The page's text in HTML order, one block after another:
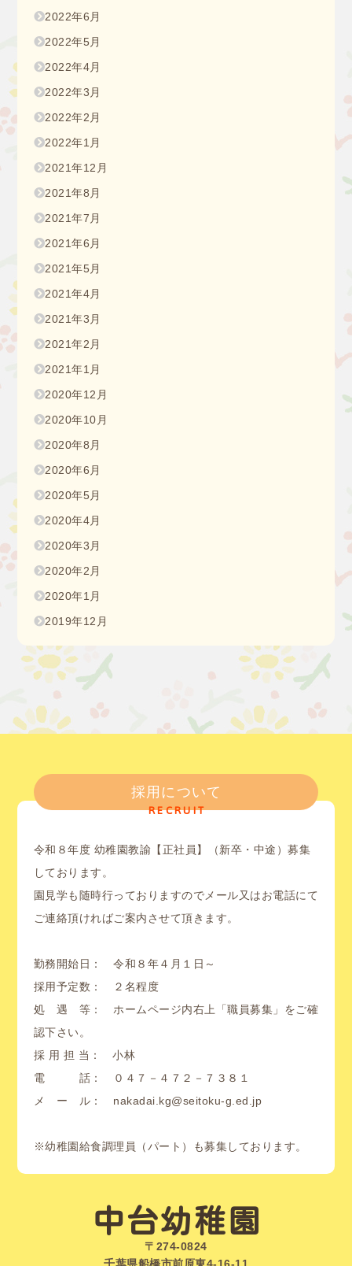
2022年6月
2022年5月
2022年4月
2022年3月
2022年2月
2022年1月
2021年12月
2021年8月
2021年7月
2021年6月
2021年5月
2021年4月
2021年3月
2021年2月
2021年1月
2020年12月
2020年10月
2020年8月
2020年6月
2020年5月
2020年4月
2020年3月
2020年2月
2020年1月
2019年12月
採用について
RECRUIT
令和８年度 幼稚園教諭【正社員】（新卒・中途）募集
しております。
園見学も随時行っておりますのでメール又はお電話にて
ご連絡頂ければご案内させて頂きます。
勤務開始日： 令和８年４月１日～
採用予定数： ２名程度
処 遇 等： ホームページ内右上「職員募集」をご確
認下さい。
採 用 担 当： 小林
電 話： ０４７－４７２－７３８１
メ ー ル： nakadai.kg@seitoku-g.ed.jp
※幼稚園給食調理員（パート）も募集しております。
中台幼稚園
〒274-0824